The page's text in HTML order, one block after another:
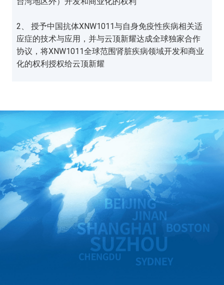
2、 授予中国抗体XNW1011与自身免疫性疾病相关适
应症的技术与应用，并与云顶新耀达成全球独家合作
协议，将XNW1011全球范围肾脏疾病领域开发和商业
化的权利授权给云顶新耀